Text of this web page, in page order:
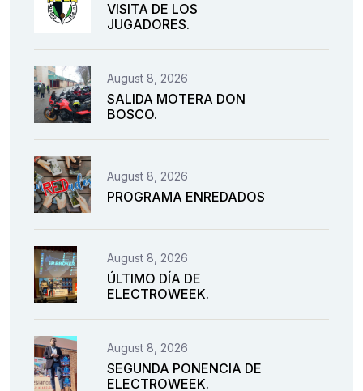
VISITA DE LOS
JUGADORES.
August 8, 2026
SALIDA MOTERA DON
BOSCO.
August 8, 2026
PROGRAMA ENREDADOS
August 8, 2026
ÚLTIMO DÍA DE
ELECTROWEEK.
August 8, 2026
SEGUNDA PONENCIA DE
ELECTROWEEK.